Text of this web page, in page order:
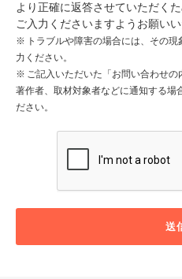
より正確に返答させていただく
ご入力くださいますようお願いい
トラブルや障害の場合には、その
力ください。
ご記入いただいた「お問い合わせ
著作者、取材対象者などに通知する場
ださい。
送